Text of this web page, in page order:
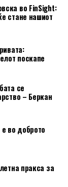
во FinSight:
стане нашиот
поскапе
се
– Беркан
во доброто
пракса за